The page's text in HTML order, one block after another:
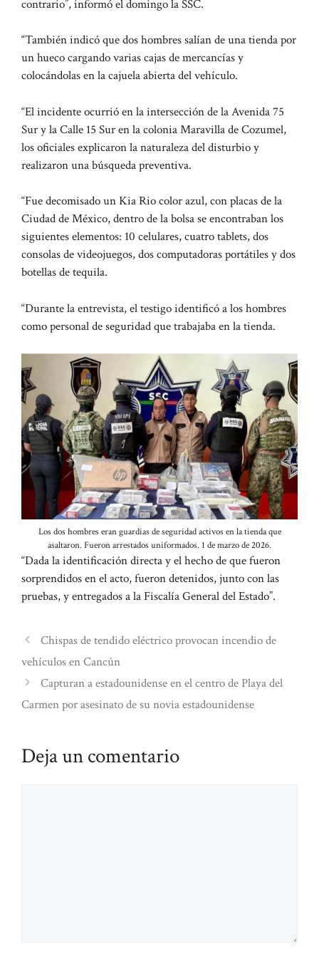
contrario”, informó el domingo la SSC.
“También indicó que dos hombres salían de una tienda por
un hueco cargando varias cajas de mercancías y
colocándolas en la cajuela abierta del vehículo.
“El incidente ocurrió en la intersección de la Avenida 75
Sur y la Calle 15 Sur en la colonia Maravilla de Cozumel,
los oficiales explicaron la naturaleza del disturbio y
realizaron una búsqueda preventiva.
“Fue decomisado un Kia Rio color azul, con placas de la
Ciudad de México, dentro de la bolsa se encontraban los
siguientes elementos: 10 celulares, cuatro tablets, dos
consolas de videojuegos, dos computadoras portátiles y dos
botellas de tequila.
“Durante la entrevista, el testigo identificó a los hombres
como personal de seguridad que trabajaba en la tienda.
Los dos hombres eran guardias de seguridad activos en la tienda que
asaltaron. Fueron arrestados uniformados. 1 de marzo de 2026.
“Dada la identificación directa y el hecho de que fueron
sorprendidos en el acto, fueron detenidos, junto con las
pruebas, y entregados a la Fiscalía General del Estado”.
Chispas de tendido eléctrico provocan incendio de
vehículos en Cancún
Capturan a estadounidense en el centro de Playa del
Carmen por asesinato de su novia estadounidense
Deja un comentario